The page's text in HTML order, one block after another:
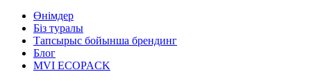
Өнімдер
Біз туралы
Тапсырыс бойынша брендинг
Блог
MVI ECOPACK